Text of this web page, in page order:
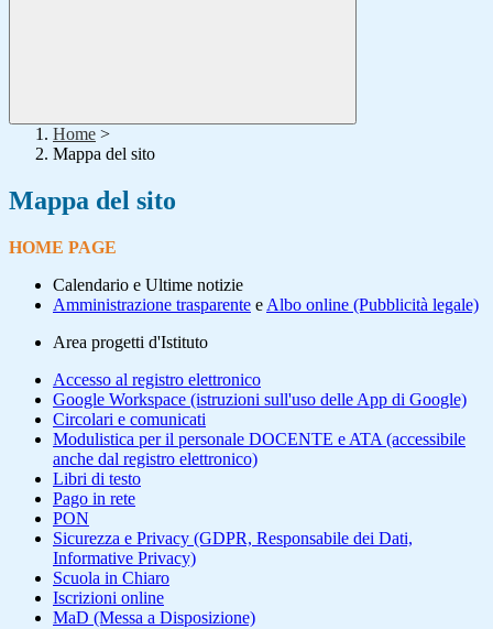
Home >
Mappa del sito
Mappa del sito
HOME PAGE
Calendario e Ultime notizie
Amministrazione trasparente e Albo online (Pubblicità legale)
Area progetti d'Istituto
Accesso al registro elettronico
Google Workspace (istruzioni sull'uso delle App di Google)
Circolari e comunicati
Modulistica per il personale DOCENTE e ATA (accessibile
anche dal registro elettronico)
Libri di testo
Pago in rete
PON
Sicurezza e Privacy (GDPR, Responsabile dei Dati,
Informative Privacy)
Scuola in Chiaro
Iscrizioni online
MaD (Messa a Disposizione)